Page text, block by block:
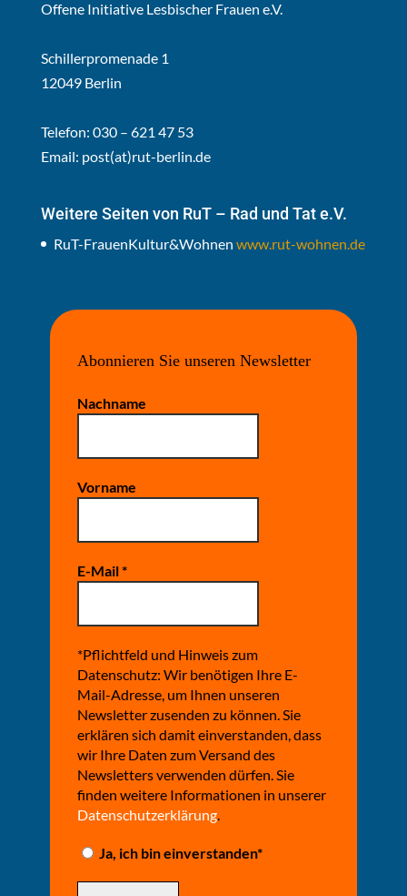
Offene Initiative Lesbischer Frauen e.V.
Schillerpromenade 1
12049 Berlin
Telefon: 030 – 621 47 53
Email: post(at)rut-berlin.de
Weitere Seiten von RuT – Rad und Tat e.V.
RuT-FrauenKultur&Wohnen www.rut-wohnen.de
Abonnieren Sie unseren Newsletter
Nachname
Vorname
E-Mail*
*Pflichtfeld und Hinweis zum
Datenschutz: Wir benötigen Ihre E-
Mail-Adresse, um Ihnen unseren
Newsletter zusenden zu können. Sie
erklären sich damit einverstanden, dass
wir Ihre Daten zum Versand des
Newsletters verwenden dürfen. Sie
finden weitere Informationen in unserer
Datenschutzerklärung.
Ja, ich bin einverstanden*